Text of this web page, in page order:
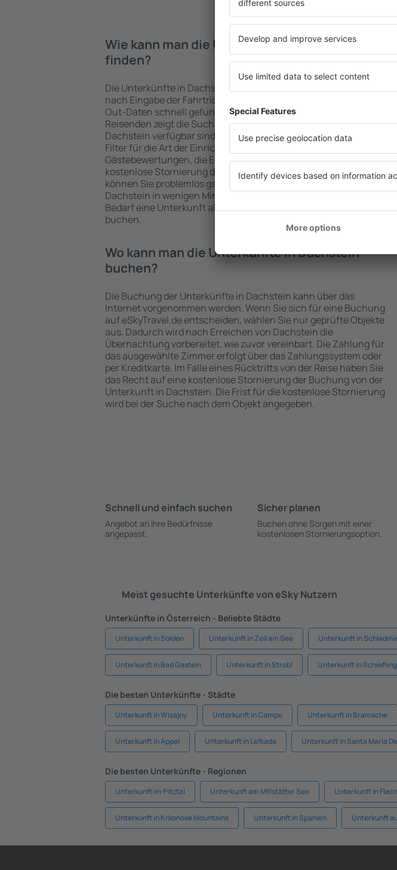
Wie kann man die Unterkünfte in Dachstein
finden?
Die Unterkünfte in Dachstein werden von der Suchmaschine
nach Eingabe der Fahrtrichtung und der Check-In- und Check-
Out-Daten schnell gefunden. Nach Auswahl der Anzahl der
Reisenden zeigt die Suchmaschine an, welche Unterkünfte in
Dachstein verfügbar sind. Die Auswahl der Unterkunft wird durch
Filter für die Art der Einrichtung und die Anzahl der Sterne, die
Gästebewertungen, die Entfernung zum Zentrum und die
kostenlose Stornierung der Buchung erleichtert. Dadurch
können Sie problemlos ganz einfach eine Unterkunft in
Dachstein in wenigen Minuten auswählen. Sie können je nach
Bedarf eine Unterkunft alleine oder zusammen mit dem Flug
buchen.
Wo kann man die Unterkünfte in Dachstein
buchen?
Die Buchung der Unterkünfte in Dachstein kann über das
Internet vorgenommen werden. Wenn Sie sich für eine Buchung
auf eSkyTravel.de entscheiden, wählen Sie nur geprüfte Objekte
aus. Dadurch wird nach Erreichen von Dachstein die
Übernachtung vorbereitet, wie zuvor vereinbart. Die Zahlung für
das ausgewählte Zimmer erfolgt über das Zahlungssystem oder
per Kreditkarte. Im Falle eines Rücktritts von der Reise haben Sie
das Recht auf eine kostenlose Stornierung der Buchung von der
Unterkunft in Dachstein. Die Frist für die kostenlose Stornierung
wird bei der Suche nach dem Objekt angegeben.
Schnell und einfach suchen
Angebot an Ihre Bedürfnisse
angepasst.
Sicher planen
Buchen ohne Sorgen mit einer
kostenlosen Stornierungsoption.
Meist gesuchte Unterkünfte von eSky Nutzern
Unterkünfte in Österreich - Beliebte Städte
Unterkunft in Solden Unterkunft in Zell am See Unterkunft in
Unterkunft in Bad Gastein Unterkunft in Strobl Unterkunft in
Die besten Unterkünfte - Städte
Unterkunft in Wizajny Unterkunft in Campo Unterkunft in Bramsche
Unterkunft in Appel Unterkunft in Lefkada Unterkunft in Santa Maria
Die besten Unterkünfte - Regionen
Unterkunft im Pitztal Unterkunft am Millstätter See Unterkunft in
Unterkunft in Krkonose Mountains Unterkunft in Spanien Unterkunft